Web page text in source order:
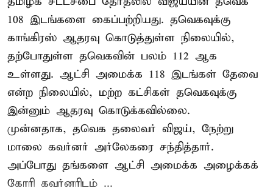
108 இடங்களை கைப்பற்றியது. தவெகவுக்கு
காங்கிரஸ் ஆதரவு கொடுத்துள்ள நிலையில்,
தற்போதுள்ள தவெகவின் பலம் 112 ஆக
உள்ளது. ஆட்சி அமைக்க 118 இடங்கள் தேவை
என்ற நிலையில், மற்ற கட்சிகள் தவெகவுக்கு
இன்னும் ஆதரவு கொடுக்கவில்லை.
முன்னதாக, தவெக தலைவர் விஜய், நேற்று
மாலை கவர்னர் அர்லேகரை சந்தித்தார்.
அப்போது தங்களை ஆட்சி அமைக்க அழைக்கக்
கோரி கவர்னரிடம் ...